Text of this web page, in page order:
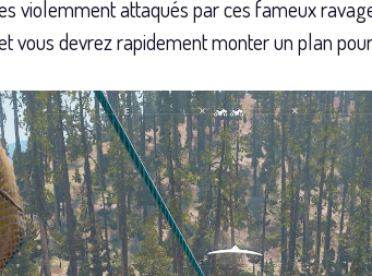
violemment attaqués par ces fameux
vous devrez rapidement monter un plan